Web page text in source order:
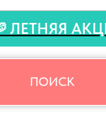
🍉 🍉
ПОИСК